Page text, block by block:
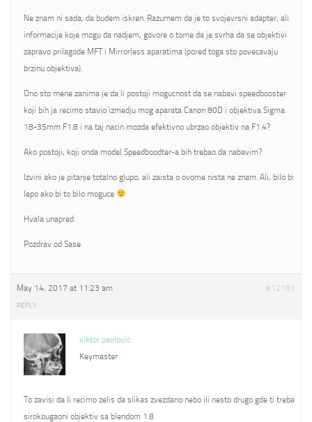
Ne znam ni sada, da budem iskren. Razumem da je to svojevrsni adapter, ali
informacije koje mogu da nadjem, govore o tome da je svrha da se objektivi
zapravo prilagode MFT i Mirrorless aparatima (pored toga sto povecavaju
brzinu objektiva).
Ono sto mene zanima je da li postoji mogucnost da se nabavi speedbooster
koji bih ja recimo stavio izmedju mog aparata Canon 80D i objektiva Sigma
18-35mm F1.8 i na taj nacin mozda efektivno ubrzao objektiv na F1.4?
Ako postoji, koji onda model Speedboodter-a bih trebao da nabavim?
Izvini ako je pitanje totalno glupo, ali zaista o ovome nista ne znam. Ali, bilo bi
lepo ako bi to bilo moguce
Hvala unapred.
Pozdrav od Sase
May 14, 2017 at 11:23 am #12101
REPLY
viktor pavlovic
Keymaster
To zavisi da li recimo zelis da slikas zvezdano nebo ili nesto drugo gde ti treba
sirokougaoni objektiv sa blendom 1.8